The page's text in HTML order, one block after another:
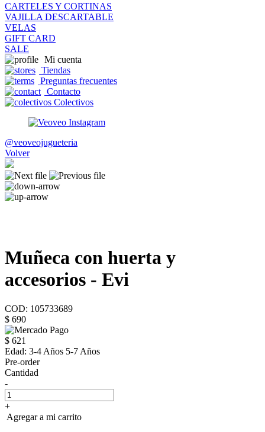
CARTELES Y CORTINAS
VAJILLA DESCARTABLE
VELAS
GIFT CARD
SALE
Mi cuenta
Tiendas
Preguntas frecuentes
Contacto
Colectivos
@veoveojugueteria
Volver
Muñeca con huerta y
accesorios - Evi
COD: 105733689
$ 690
$ 621
Edad: 3-4 Años 5-7 Años
Pre-order
Cantidad
-
+
Agregar a mi carrito